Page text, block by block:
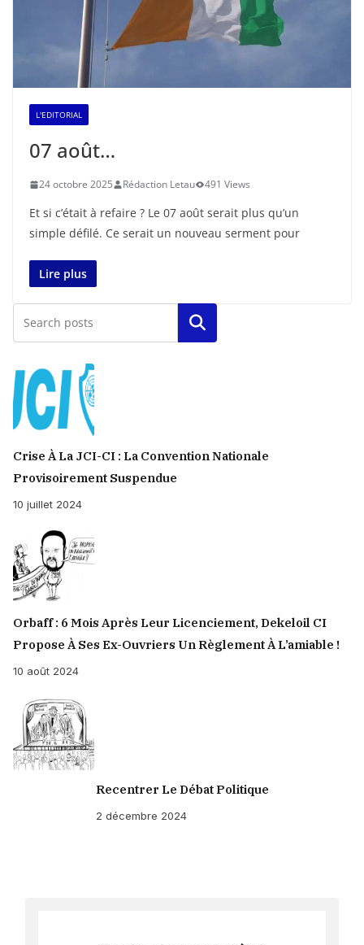
L'EDITORIAL
07 août…
24 octobre 2025 Rédaction Letau 491 Views
Et si c’était à refaire ? Le 07 août serait plus qu’un
simple défilé. Ce serait un nouveau serment pour
Lire plus
Rechercher
Crise À La JCI-CI : La Convention Nationale
Provisoirement Suspendue
10 juillet 2024
Orbaff : 6 Mois Après Leur Licenciement, Dekeloil CI
Propose À Ses Ex-Ouvriers Un Règlement À L’amiable !
10 août 2024
Recentrer Le Débat Politique
2 décembre 2024